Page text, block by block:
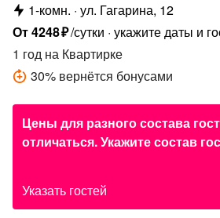
1-комн. ул. Гагарина, 12
От4248₽/сутки укажите даты и
1 год на Квартирке
30% вернётся бонусами
Цены для разного состава
отличаться. Укажите состав
Указать гостей